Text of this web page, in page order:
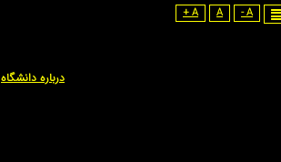
A -
A
A +
درباره دانشگاه